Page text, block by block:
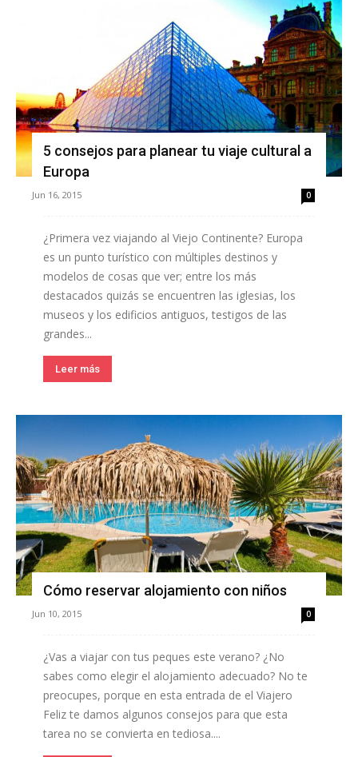
5 consejos para planear tu viaje cultural a
Europa
Jun 16, 2015 0
¿Primera vez viajando al Viejo Continente? Europa
es un punto turístico con múltiples destinos y
modelos de cosas que ver; entre los más
destacados quizás se encuentren las iglesias, los
museos y los edificios antiguos, testigos de las
grandes...
Leer más
Cómo reservar alojamiento con niños
Jun 10, 2015 0
¿Vas a viajar con tus peques este verano? ¿No
sabes como elegir el alojamiento adecuado? No te
preocupes, porque en esta entrada de el Viajero
Feliz te damos algunos consejos para que esta
tarea no se convierta en tediosa....